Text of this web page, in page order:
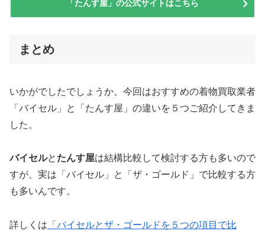
「たんす屋」の公式サイトはこちら
まとめ
いかがでしたでしょうか。今回はおすすめの着物買取業者
「バイセル」と「たんす屋」の違いを５つご紹介してきま
した。
バイセルと たんす屋は結構比較して検討する方も多いので
すが、実は「バイセル」と「ザ・ゴールド」で比較する方
も多いんです。
詳しくは 「バイセルとザ・ゴールドを５つの項目で比